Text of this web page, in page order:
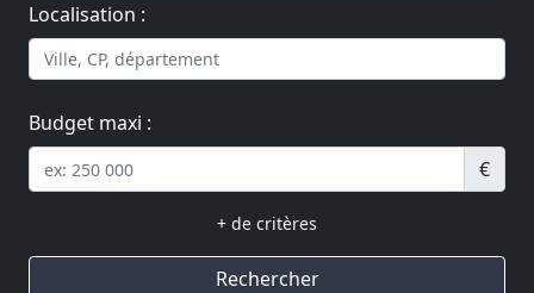
Localisation :
Budget maxi :
€
+ de critères
Rechercher